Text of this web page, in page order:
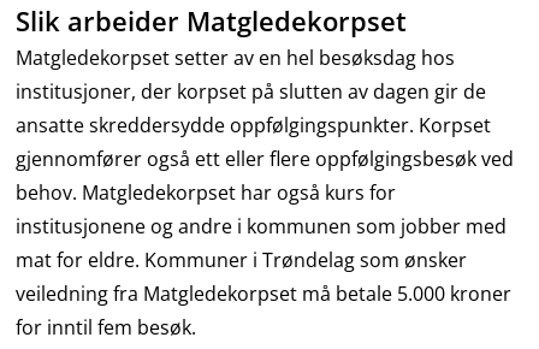
Slik arbeider Matgledekorpset
Matgledekorpset setter av en hel besøksdag hos
institusjoner, der korpset på slutten av dagen gir de
ansatte skreddersydde oppfølgingspunkter. Korpset
gjennomfører også ett eller flere oppfølgingsbesøk ved
behov. Matgledekorpset har også kurs for
institusjonene og andre i kommunen som jobber med
mat for eldre. Kommuner i Trøndelag som ønsker
veiledning fra Matgledekorpset må betale 5.000 kroner
for inntil fem besøk.